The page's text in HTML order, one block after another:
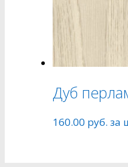
Дуб
160.00 руб. за